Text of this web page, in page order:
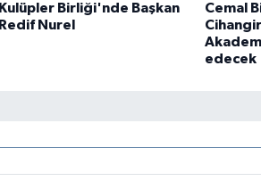
Kulüpler Birliği'nde Başkan
Redif Nurel
Cemal
edecek